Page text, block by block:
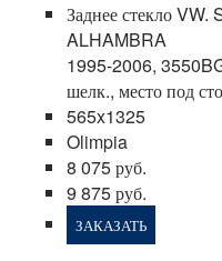
Заднее стекло
ALHAMBRA
1995-2006,
шелк., место под
565x1325
Olimpia
8 075 руб.
9 875 руб.
ЗАКАЗАТЬ